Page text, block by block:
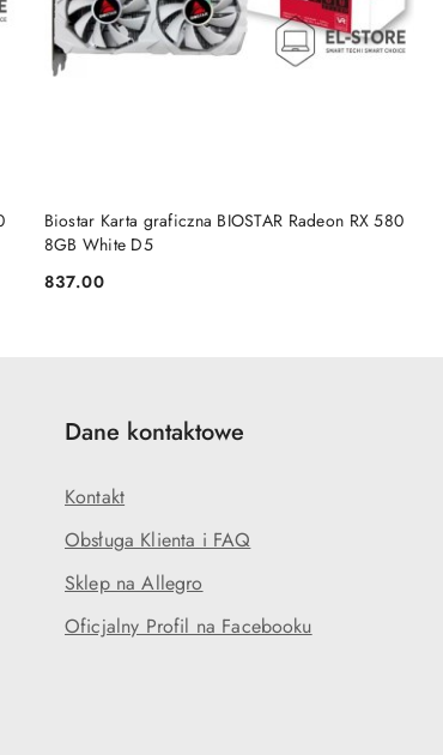
Biostar Karta graficzna BIOSTAR Radeon RX 580
8GB White D5
Cena:
837.00
DO KOSZYKA
Dane kontaktowe
Kontakt
Obsługa Klienta i FAQ
Sklep na Allegro
Oficjalny Profil na Facebooku